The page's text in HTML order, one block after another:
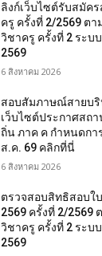
ลิงก์เว็บไซต์รับสมัค
ครู ครั้งที่ 2/2569 ต
วิชาครู ครั้งที่ 2 ระบ
2569
6 สิงหาคม 2026
สอบสัมภาษณ์สายบริ
เว็บไซต์ประกาศสถ
ถิ่น ภาค ค กำหนดก
ส.ค. 69 คลิกที่นี่
6 สิงหาคม 2026
ตรวจสอบสิทธิสอบใ
2569 ครั้งที่ 2/2569
วิชาครู ครั้งที่ 2 ระบ
2569